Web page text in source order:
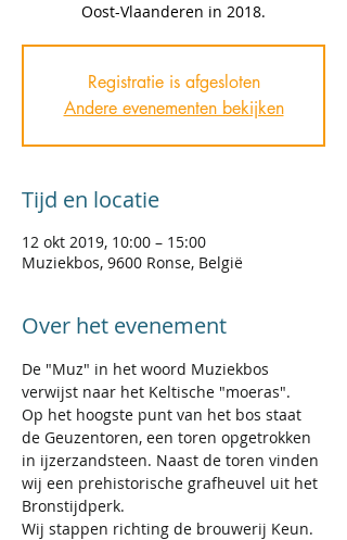
Oost-Vlaanderen in 2018.
Registratie is afgesloten
Andere evenementen bekijken
Tijd en locatie
12 okt 2019, 10:00 – 15:00
Muziekbos, 9600 Ronse, België
Over het evenement
De "Muz" in het woord Muziekbos
verwijst naar het Keltische "moeras".
Op het hoogste punt van het bos staat
de Geuzentoren, een toren opgetrokken
in ijzerzandsteen. Naast de toren vinden
wij een prehistorische grafheuvel uit het
Bronstijdperk.
Wij stappen richting de brouwerij Keun.